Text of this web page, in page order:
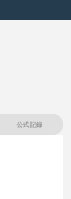
公式記録